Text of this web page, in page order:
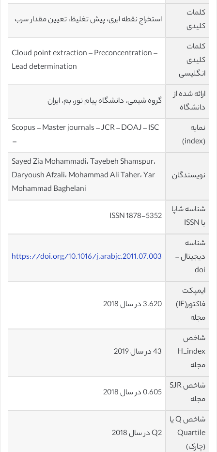
کلمات
کلیدی
استخراج نقطه ابری، پیش تغلیظ، تعیین مقدار سرب
کلمات
کلیدی
انگلیسی
Cloud point extraction – Preconcentration –
Lead determination
ارائه شده از
دانشگاه
گروه شیمی، دانشگاه پیام نور، بم، ایران
نمایه
(index)
Scopus – Master journals – JCR – DOAJ – ISC
–
نویسندگان
Sayed Zia Mohammadi، Tayebeh Shamspur،
Daryoush Afzali، Mohammad Ali Taher، Yar
Mohammad Baghelani
شناسه شاپا
یا ISSN
ISSN 1878-5352
شناسه
دیجیتال –
doi
https://doi.org/10.1016/j.arabjc.2011.07.003
ایمپکت
فاکتور(IF)
مجله
3.620 در سال 2018
شاخص
H_index
مجله
43 در سال 2019
شاخص SJR
مجله
0.605 در سال 2018
شاخص Q یا
Quartile
(چارک)
Q2 در سال 2018